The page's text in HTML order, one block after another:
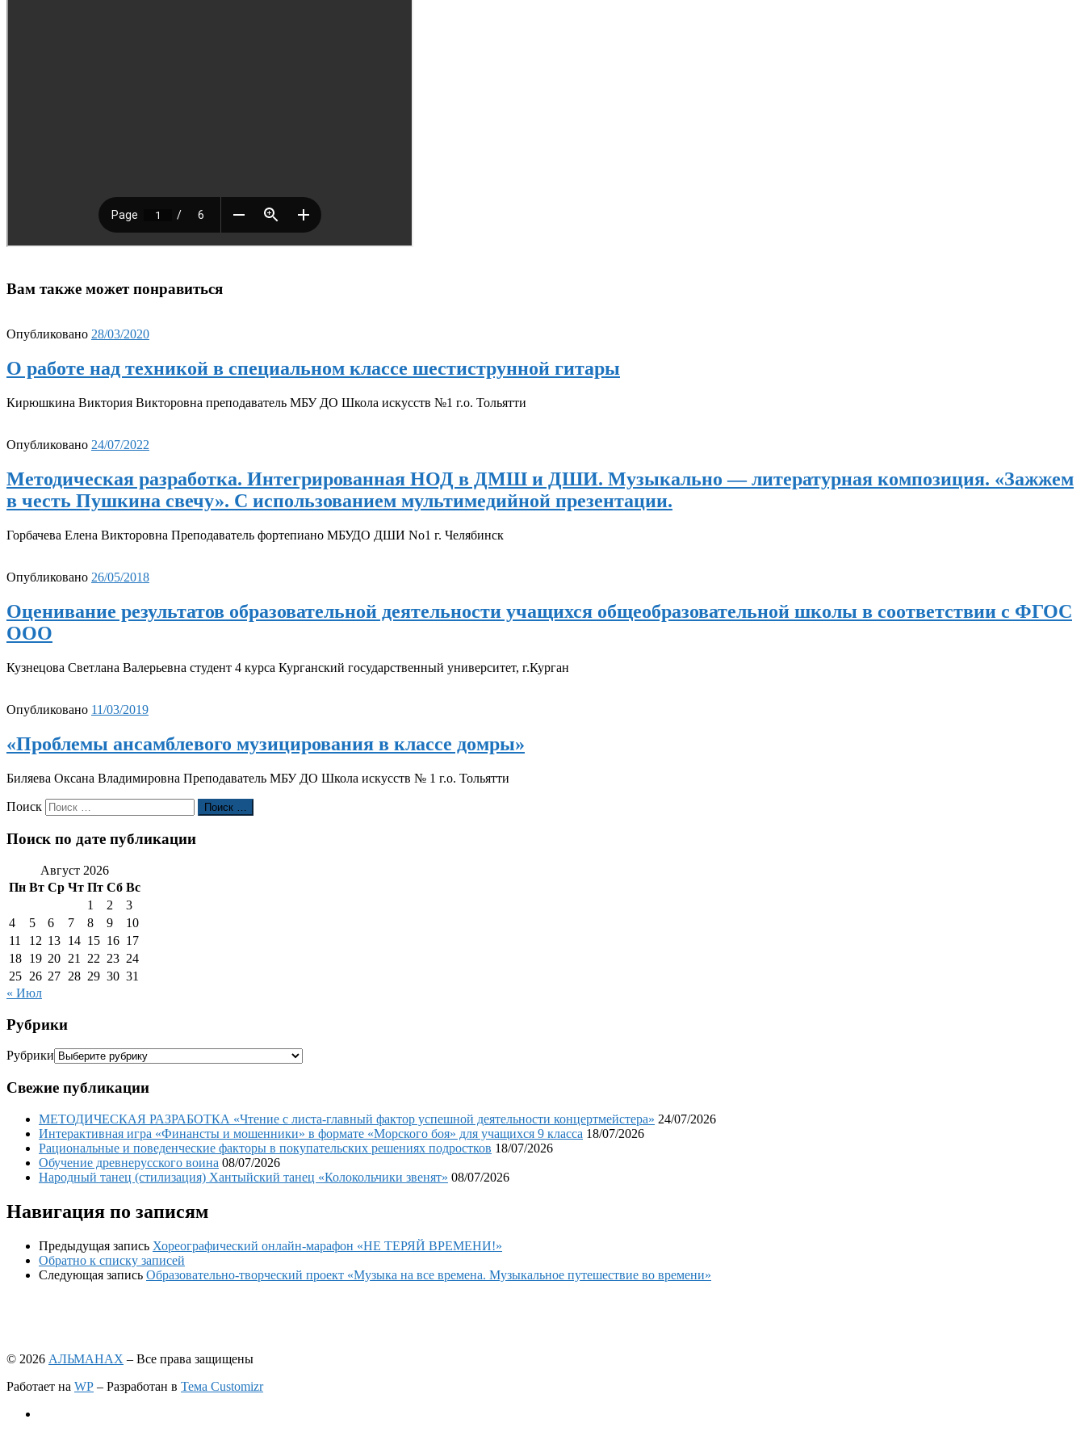
Вам также может понравиться
Опубликовано 28/03/2020
О работе над техникой в специальном классе шестиструнной гитары
Кирюшкина Виктория Викторовна преподаватель МБУ ДО Школа искусств №1 г.о. Тольятти
Опубликовано 24/07/2022
Методическая разработка. Интегрированная НОД в ДМШ и ДШИ. Музыкально — литературная композиция. «Зажжем
в честь Пушкина свечу». С использованием мультимедийной презентации.
Горбачева Елена Викторовна Преподаватель фортепиано МБУДО ДШИ No1 г. Челябинск
Опубликовано 26/05/2018
Оценивание результатов образовательной деятельности учащихся общеобразовательной школы в соответствии с ФГОС
ООО
Кузнецова Светлана Валерьевна студент 4 курса Курганский государственный университет, г.Курган
Опубликовано 11/03/2019
«Проблемы ансамблевого музицирования в классе домры»
Биляева Оксана Владимировна Преподаватель МБУ ДО Школа искусств № 1 г.о. Тольятти
Поиск Поиск …
Поиск по дате публикации
Август 2026
Пн Вт Ср Чт Пт Сб Вс
1
2
3
4
5 6 7 8 9
10
11
12 13 14 15 16 17
18 19 20 21 22 23 24
25 26 27 28 29 30 31
« Июл
Рубрики
Рубрики
Свежие публикации
МЕТОДИЧЕСКАЯ РАЗРАБОТКА «Чтение с листа-главный фактор успешной деятельности концертмейстера» 24/07/2026
Интерактивная игра «Финансты и мошенники» в формате «Морского боя» для учащихся 9 класса 18/07/2026
Рациональные и поведенческие факторы в покупательских решениях подростков 18/07/2026
Обучение древнерусского воина 08/07/2026
Народный танец (стилизация) Хантыйский танец «Колокольчики звенят» 08/07/2026
Навигация по записям
Предыдущая запись Хореографический онлайн-марафон «НЕ ТЕРЯЙ ВРЕМЕНИ!»
Обратно к списку записей
Следующая запись Образовательно-творческий проект «Музыка на все времена. Музыкальное путешествие во времени»
© 2026 АЛЬМАНАХ – Все права защищены
Работает на WP – Разработан в Тема Customizr